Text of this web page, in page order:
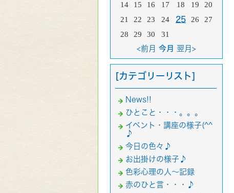
14
15 16 17 18 19
20
21
22 23 24 25 26
27
28
29 30 31
<前月 今月 翌月>
[カテゴリーリスト]
News!!
ひとこと・・・。。。
イベント・講座の様子(^^
♪
今日の色々♪
お出掛けの様子♪
色彩心理の人～記録
赤のひと言・・・♪